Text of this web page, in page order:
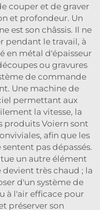
couper et de graver
et profondeur. Un
est son châssis. Il ne
pendant le travail, à
en métal d'épaisseur
ou gravures
de commande
Une machine de
permettant aux
la vitesse, la
produits Voiern sont
afin que les
pas dépassés.
un autre élément
très chaud ; la
d'un système de
à l'air efficace pour
préserver son